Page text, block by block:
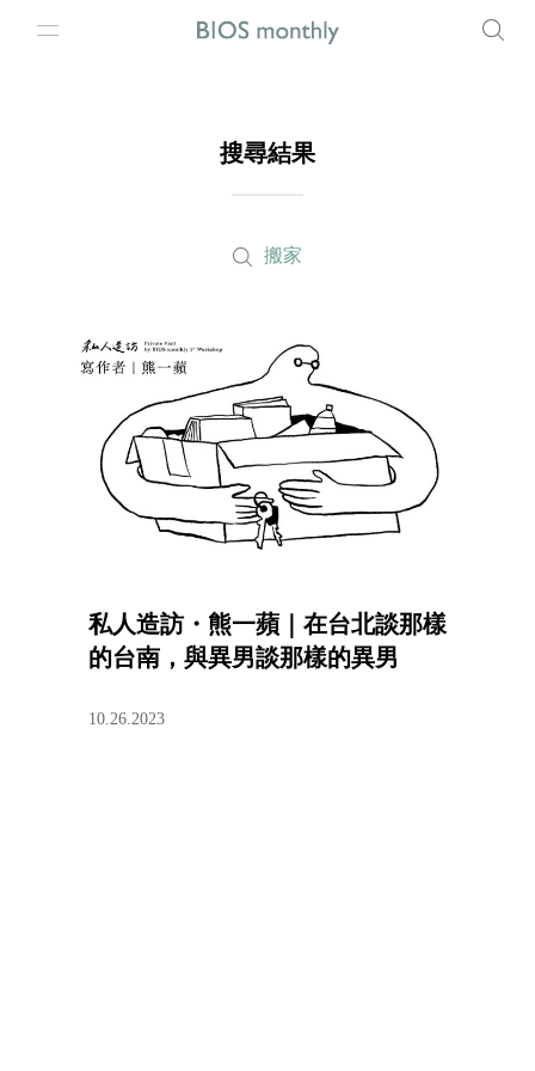
搜尋結果
搬家
私人造訪・熊一蘋｜在台北談那樣
的台南，與異男談那樣的異男
10.26.2023